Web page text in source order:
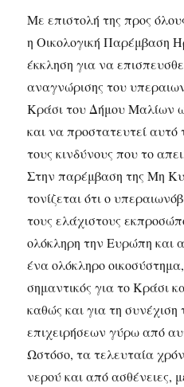
Με επιστολή της προς
η Οικολογική Παρέμβαση
έκκληση για να
αναγνώρισης του
Κράσι του Δήμου Μαλίων
και να προστατευτεί
τους κινδύνους που το
Στην παρέμβαση της Μη
τονίζεται ότι ο
τους ελάχιστους
ολόκληρη την Ευρώπη και
ένα ολόκληρο
σημαντικός για το Κράσι
καθώς και για τη συνέχιση
επιχειρήσεων γύρω από
Ωστόσο, τα τελευταία
νερού και από ασθένειες,